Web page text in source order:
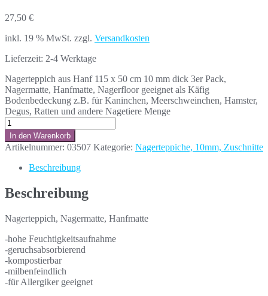
27,50 €
inkl. 19 % MwSt. zzgl. Versandkosten
Lieferzeit: 2-4 Werktage
Nagerteppich aus Hanf 115 x 50 cm 10 mm dick 3er Pack,
Nagermatte, Hanfmatte, Nagerfloor geeignet als Käfig
Bodenbedeckung z.B. für Kaninchen, Meerschweinchen, Hamster,
Degus, Ratten und andere Nagetiere Menge
In den Warenkorb
Artikelnummer: 03507 Kategorie: Nagerteppiche, 10mm, Zuschnitte
Beschreibung
Beschreibung
Nagerteppich, Nagermatte, Hanfmatte
-hohe Feuchtigkeitsaufnahme
-geruchsabsorbierend
-kompostierbar
-milbenfeindlich
-für Allergiker geeignet